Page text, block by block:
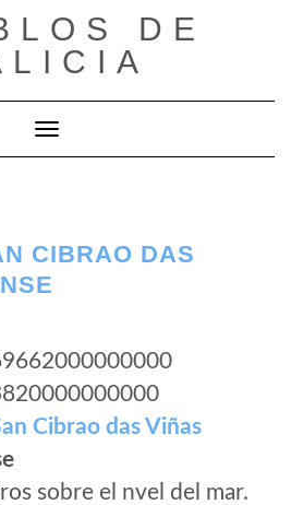
DE
Cambiar modo de navegación
CIBRAO DAS
Cibrao das Viñas
sobre el nvel del mar.